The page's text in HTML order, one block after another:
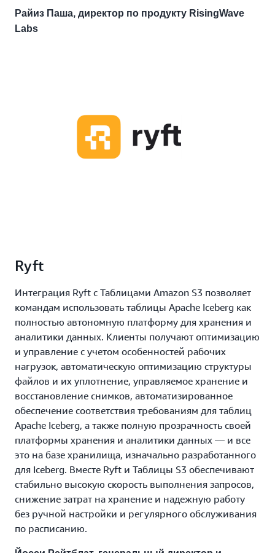
Райиз Паша, директор по продукту RisingWave
Labs
Ryft
Интеграция Ryft с Таблицами Amazon S3 позволяет
командам использовать таблицы Apache Iceberg как
полностью автономную платформу для хранения и
аналитики данных. Клиенты получают оптимизацию
и управление с учетом особенностей рабочих
нагрузок, автоматическую оптимизацию структуры
файлов и их уплотнение, управляемое хранение и
восстановление снимков, автоматизированное
обеспечение соответствия требованиям для таблиц
Apache Iceberg, а также полную прозрачность своей
платформы хранения и аналитики данных — и все
это на базе хранилища, изначально разработанного
для Iceberg. Вместе Ryft и Таблицы S3 обеспечивают
стабильно высокую скорость выполнения запросов,
снижение затрат на хранение и надежную работу
без ручной настройки и регулярного обслуживания
по расписанию.